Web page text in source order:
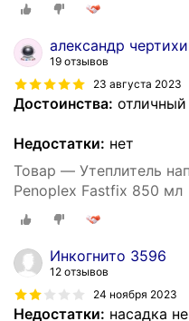
александр
19 отзывов
23 августа 2023
Достоинства: отличный
Недостатки: нет
Товар — Утеплитель
Penoplex Fastfix 850 мл
Инкогнито 3596
12 отзывов
24 ноября 2023
Недостатки: насадка